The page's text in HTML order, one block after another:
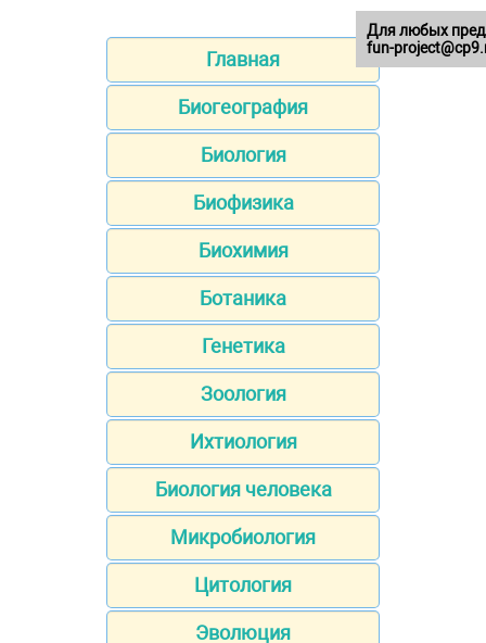
Главная
Биогеография
Биология
Биофизика
Биохимия
Ботаника
Генетика
Зоология
Ихтиология
Биология человека
Микробиология
Цитология
Эволюция
Для любых
fun-